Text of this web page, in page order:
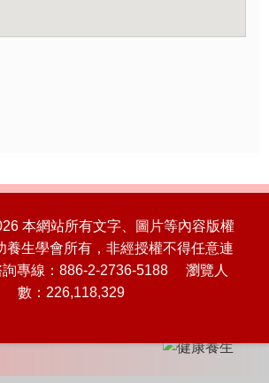
本網站所有文字、圖片等內容版權
養生學會所有，非經授權不得任意連
專線：886-2-2736-5188 瀏覽人
數：226,118,329